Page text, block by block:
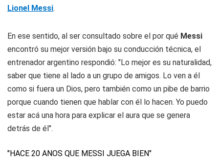
Lionel Messi.
En ese sentido, al ser consultado sobre el por qué Messi
encontró su mejor versión bajo su conducción técnica, el
entrenador argentino respondió: "Lo mejor es su naturalidad,
saber que tiene al lado a un grupo de amigos. Lo ven a él
como si fuera un Dios, pero también como un pibe de barrio
porque cuando tienen que hablar con él lo hacen. Yo puedo
estar acá una hora para explicar el aura que se genera
detrás de él".
"HACE 20 AÑOS QUE MESSI JUEGA BIEN"